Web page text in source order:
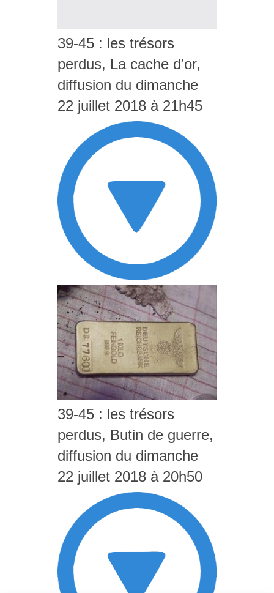
39-45 : les trésors
perdus, La cache d’or,
diffusion du dimanche
22 juillet 2018 à 21h45
39-45 : les trésors
perdus, Butin de guerre,
diffusion du dimanche
22 juillet 2018 à 20h50